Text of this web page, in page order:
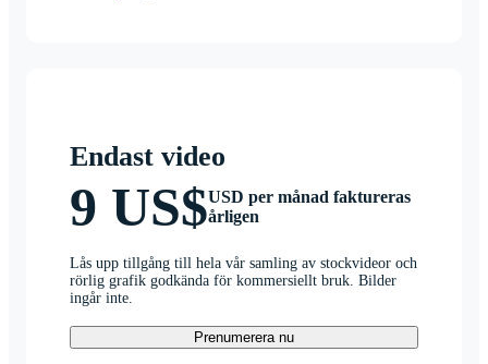
Endast video
9 US$USD per månad faktureras
årligen
Lås upp tillgång till hela vår samling av stockvideor och
rörlig grafik godkända för kommersiellt bruk. Bilder
ingår inte.
Prenumerera nu